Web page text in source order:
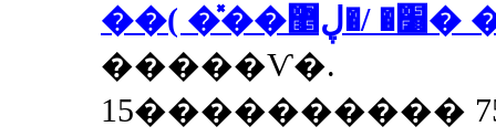
/�ڸ޵� ��)
�����Ѵ�.
15����������